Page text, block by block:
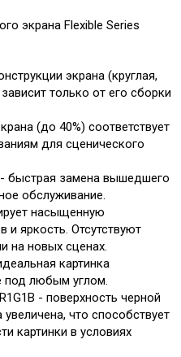
экрана Flexible Series
экрана (круглая,
только от его сборки
(до 40%) соответствует
для сценического
быстрая замена вышедшего
обслуживание.
насыщенную
и яркость. Отсутствуют
на новых сценах.
картинка
под любым углом.
- поверхность черной
что способствует
картинки в условиях